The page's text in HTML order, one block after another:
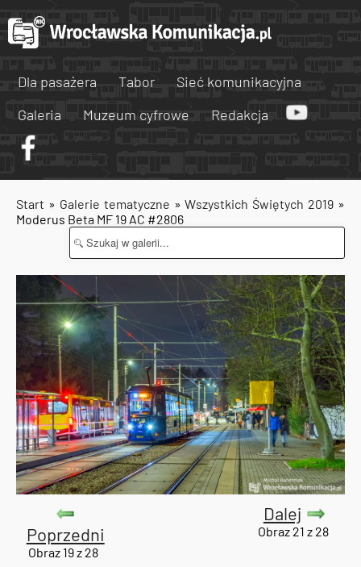
Dla pasażera Tabor
Sieć komunikacyjna
Galeria
Muzeum cyfrowe Redakcja
Start » Galerie tematyczne »Wszystkich Świętych 2019 »
Moderus Beta MF 19 AC #2806
Poprzedni
Obraz 19 z 28
Dalej
Obraz 21 z 28